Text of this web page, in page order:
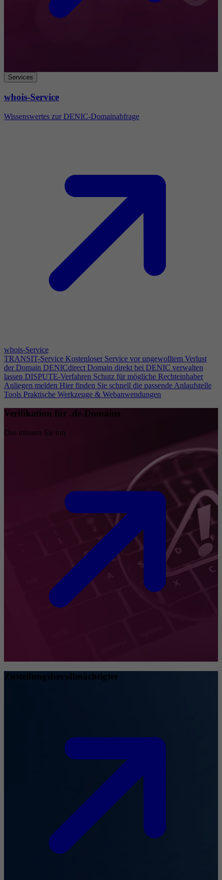
Services
whois-Service
Wissenswertes zur DENIC-Domainabfrage
whois-Service
TRANSIT-Service Kostenloser Service vor ungewolltem Verlust
der Domain DENICdirect Domain direkt bei DENIC verwalten
lassen DISPUTE-Verfahren Schutz für mögliche Rechteinhaber
Anliegen melden Hier finden Sie schnell die passende Anlaufstelle
Tools Praktische Werkzeuge & Webanwendungen
Verifikation für .de-Domains
Das müssen Sie tun
Zustellungsbevollmächtigter